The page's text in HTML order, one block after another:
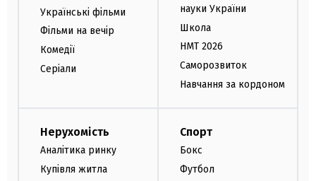
Українські фільми
Фільми на вечір
Комедії
Серіали
науки України
Школа
НМТ 2026
Саморозвиток
Навчання за кордоном
Нерухомість
Аналітика ринку
Купівля житла
Спорт
Бокс
Футбол